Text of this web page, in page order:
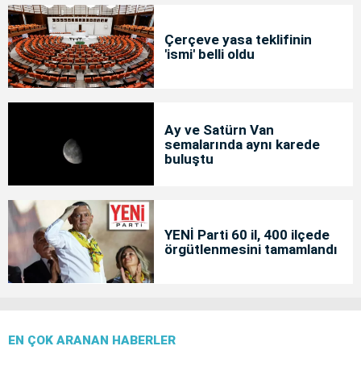
Çerçeve yasa teklifinin
'ismi' belli oldu
Ay ve Satürn Van
semalarında aynı karede
buluştu
YENİ Parti 60 il, 400 ilçede
örgütlenmesini tamamlandı
EN ÇOK ARANAN HABERLER